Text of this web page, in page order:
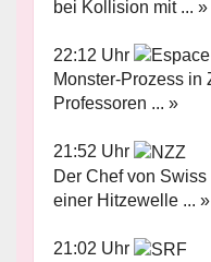
bei Kollision mit ... »
22:12 Uhr
Monster-Prozess in
Professoren ... »
21:52 Uhr
Der Chef von
einer Hitzewelle ... »
21:02 Uhr